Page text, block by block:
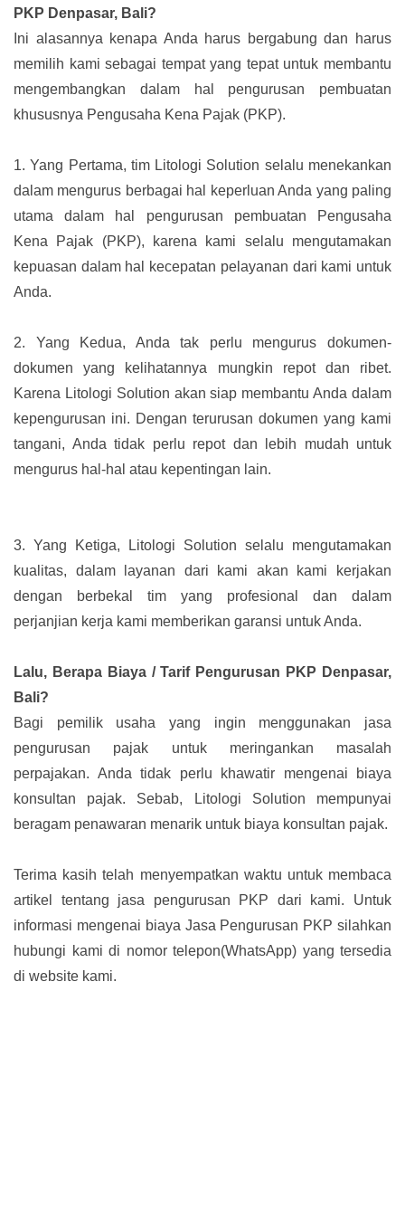
PKP Denpasar, Bali?
Ini alasannya kenapa Anda harus bergabung dan harus
memilih kami sebagai tempat yang tepat untuk membantu
mengembangkan dalam hal pengurusan pembuatan
khususnya Pengusaha Kena Pajak (PKP).
1. Yang Pertama, tim Litologi Solution selalu menekankan
dalam mengurus berbagai hal keperluan Anda yang paling
utama dalam hal pengurusan pembuatan Pengusaha
Kena Pajak (PKP), karena kami selalu mengutamakan
kepuasan dalam hal kecepatan pelayanan dari kami untuk
Anda.
2.
Yang Kedua, Anda tak perlu mengurus dokumen-
dokumen yang kelihatannya mungkin repot dan ribet.
Karena Litologi Solution akan siap membantu Anda dalam
kepengurusan ini. Dengan terurusan dokumen yang kami
tangani, Anda tidak perlu repot dan lebih mudah untuk
mengurus hal-hal atau kepentingan lain.
3. Yang Ketiga, Litologi Solution selalu mengutamakan
kualitas, dalam layanan dari kami akan kami kerjakan
dengan berbekal tim yang profesional dan dalam
perjanjian kerja kami memberikan garansi untuk Anda.
Lalu, Berapa Biaya / Tarif Pengurusan PKP Denpasar,
Bali?
Bagi pemilik usaha yang ingin menggunakan jasa
pengurusan pajak untuk meringankan masalah
perpajakan. Anda tidak perlu khawatir mengenai biaya
konsultan pajak. Sebab, Litologi Solution mempunyai
beragam penawaran menarik untuk biaya konsultan pajak.
Terima kasih telah menyempatkan waktu untuk membaca
artikel tentang jasa pengurusan PKP dari kami. Untuk
informasi mengenai biaya Jasa Pengurusan PKP silahkan
hubungi kami di nomor telepon(WhatsApp) yang tersedia
di website kami.